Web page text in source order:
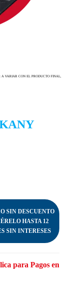
VARIAR CON EL PRODUCTO FINAL,
SIN DESCUENTO
HASTA 12
SIN INTERESES
para Pagos en